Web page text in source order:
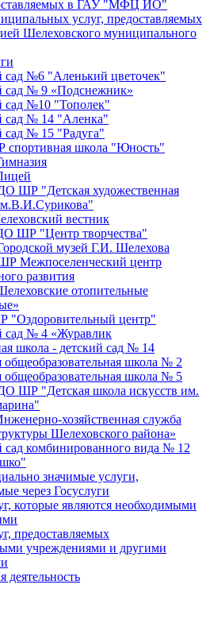
в ГАУ "МФЦ ИО"
услуг, предоставляемых
Шелеховского муниципального
сад №6 "Аленький цветочек"
сад № 9 «Подснежник»
сад №10 "Тополек"
сад № 14 "Аленка"
сад № 15 "Радуга"
школа "Юность"
ШР "Детская художественная
вестник
ШР "Центр творчества"
музей Г.И. Шелехова
Межпоселенческий центр
развития
отопительные
центр"
сад № 4 «Журавлик
школа - детский сад № 14
общеобразовательная школа № 2
общеобразовательная школа № 5
ШР "Детская школа искусств им.
хозяйственная служба
Шелеховского района»
сад комбинированного вида № 12
значимые услуги,
через Госуслуги
которые являются необходимыми
предоставляемых
учреждениями и другими
деятельность